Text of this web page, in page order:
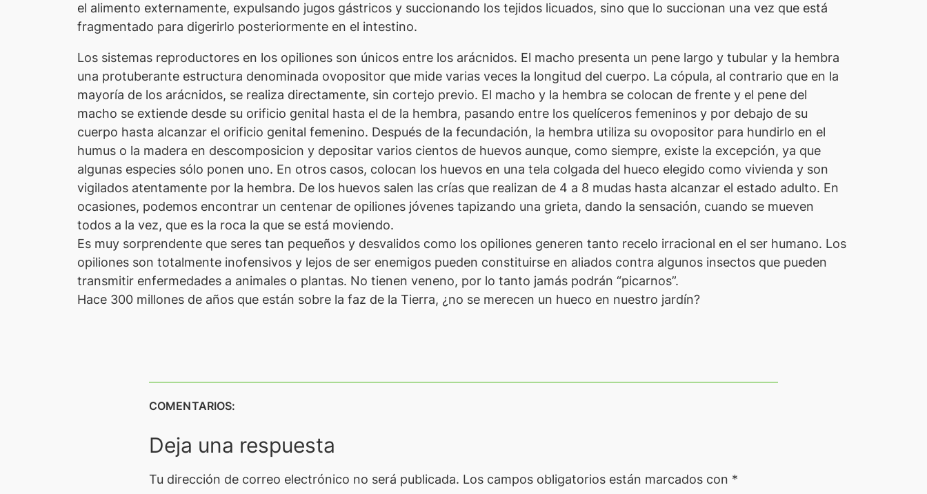
el alimento externamente, expulsando jugos gástricos y succionando los tejidos licuados, sino que lo succionan una vez que está
fragmentado para digerirlo posteriormente en el intestino.
Los sistemas reproductores en los opiliones son únicos entre los arácnidos. El macho presenta un pene largo y tubular y la hembra
una protuberante estructura denominada ovopositor que mide varias veces la longitud del cuerpo. La cópula, al contrario que en la
mayoría de los arácnidos, se realiza directamente, sin cortejo previo. El macho y la hembra se colocan de frente y el pene del
macho se extiende desde su orificio genital hasta el de la hembra, pasando entre los quelíceros femeninos y por debajo de su
cuerpo hasta alcanzar el orificio genital femenino. Después de la fecundación, la hembra utiliza su ovopositor para hundirlo en el
humus o la madera en descomposicion y depositar varios cientos de huevos aunque, como siempre, existe la excepción, ya que
algunas especies sólo ponen uno. En otros casos, colocan los huevos en una tela colgada del hueco elegido como vivienda y son
vigilados atentamente por la hembra. De los huevos salen las crías que realizan de 4 a 8 mudas hasta alcanzar el estado adulto. En
ocasiones, podemos encontrar un centenar de opiliones jóvenes tapizando una grieta, dando la sensación, cuando se mueven
todos a la vez, que es la roca la que se está moviendo.
Es muy sorprendente que seres tan pequeños y desvalidos como los opiliones generen tanto recelo irracional en el ser humano. Los
opiliones son totalmente inofensivos y lejos de ser enemigos pueden constituirse en aliados contra algunos insectos que pueden
transmitir enfermedades a animales o plantas. No tienen veneno, por lo tanto jamás podrán “picarnos”.
Hace 300 millones de años que están sobre la faz de la Tierra, ¿no se merecen un hueco en nuestro jardín?
COMENTARIOS:
Deja una respuesta
Tu dirección de correo electrónico no será publicada. Los campos obligatorios están marcados con *